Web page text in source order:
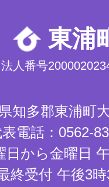
東浦
法人番号
知多郡東浦町
電話：0562-
日から金曜日
最終受付 午後3